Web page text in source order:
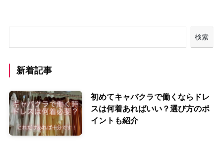
検索
新着記事
初めてキャバクラで働くならドレ
スは何着あればいい？選び方のポ
イントも紹介